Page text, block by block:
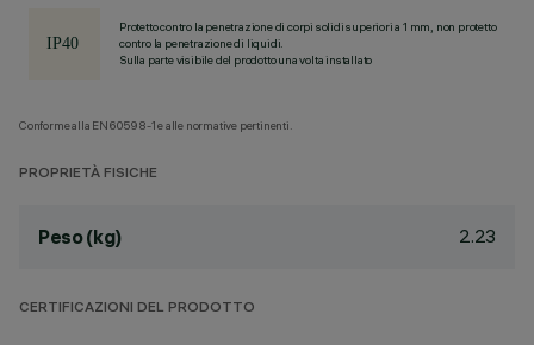
Protetto contro la penetrazione di corpi solidi superiori a 1 mm, non protetto
contro la penetrazione di liquidi.
Sulla parte visibile del prodotto una volta installato
Conforme alla EN60598-1 e alle normative pertinenti.
PROPRIETÀ FISICHE
Peso (kg) 2.23
CERTIFICAZIONI DEL PRODOTTO